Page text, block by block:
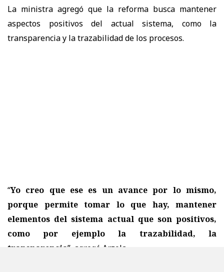
La ministra agregó que la reforma busca mantener
aspectos positivos del actual sistema, como la
transparencia y la trazabilidad de los procesos.
“Yo creo que ese es un avance por lo mismo,
porque permite tomar lo que hay, mantener
elementos del sistema actual que son positivos,
como por ejemplo la trazabilidad, la
transparencia”, agregó Arzola.